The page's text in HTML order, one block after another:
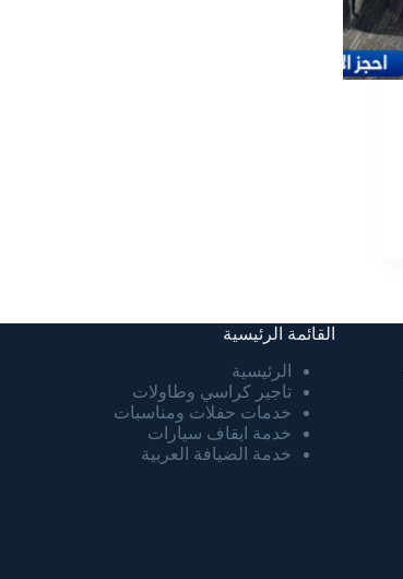
القائمة الرئيسية
الرئيسية
تاجير كراسي وطاولات
خدمات حفلات ومناسبات
خدمة ايقاف سيارات
خدمة الضيافة العربية